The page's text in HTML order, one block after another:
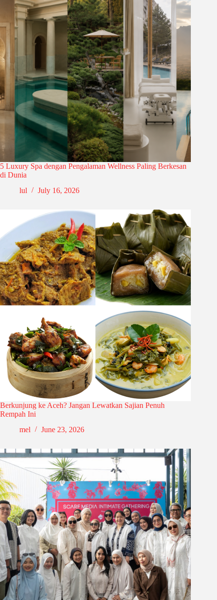
5 Luxury Spa dengan Pengalaman Wellness Paling Berkesan
di Dunia
lul
July 16, 2026
Berkunjung ke Aceh? Jangan Lewatkan Sajian Penuh
Rempah Ini
mel
June 23, 2026